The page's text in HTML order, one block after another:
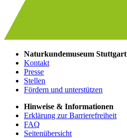
Naturkundemuseum Stuttgart
Kontakt
Presse
Stellen
Fördern und unterstützen
Hinweise & Informationen
Erklärung zur Barrierefreiheit
FAQ
Seitenübersicht